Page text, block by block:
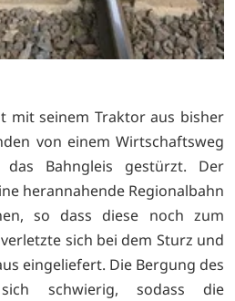
mit seinem Traktor aus bisher
von einem Wirtschaftsweg
Bahngleis gestürzt. Der
herannahende Regionalbahn
so dass diese noch zum
sich bei dem Sturz und
eingeliefert. Die Bergung des
schwierig, sodass die